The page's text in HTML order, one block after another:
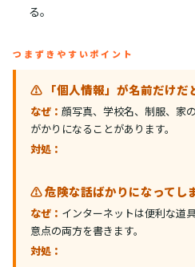
る。
つまずきやすいポイント
⚠️ 「個人情報」が名前だけだ
なぜ： 顔写真、学校名、制服、家
がかりになることがあります。
対処：
⚠️ 危険な話ばかりになってし
なぜ： インターネットは便利な道
意点の両方を書きます。
対処：